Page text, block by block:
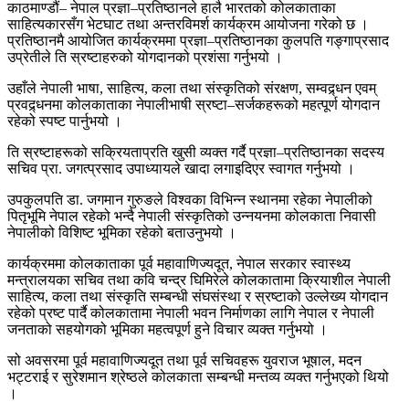
काठमाण्डौं– नेपाल प्रज्ञा–प्रतिष्ठानले हालै भारतको कोलकाताका
साहित्यकारसँग भेटघाट तथा अन्तरविमर्श कार्यक्रम आयोजना गरेको छ ।
प्रतिष्ठानमै आयोजित कार्यक्रममा प्रज्ञा–प्रतिष्ठानका कुलपति गङ्गाप्रसाद
उप्रेतीले ति स्रष्टाहरुको योगदानको प्रशंसा गर्नुभयो ।
उहाँले नेपाली भाषा, साहित्य, कला तथा संस्कृतिको संरक्षण, सम्वद्र्धन एवम्
प्रवद्र्धनमा कोलकाताका नेपालीभाषी स्रष्टा–सर्जकहरूको महत्पूर्ण योगदान
रहेको स्पष्ट पार्नुभयो ।
ति स्रष्टाहरूको सक्रियताप्रति खुसी व्यक्त गर्दै प्रज्ञा–प्रतिष्ठानका सदस्य
सचिव प्रा. जगत्प्रसाद उपाध्यायले खादा लगाइदिएर स्वागत गर्नुभयो ।
उपकुलपति डा. जगमान गुरुङले विश्वका विभिन्न स्थानमा रहेका नेपालीको
पितृभूमि नेपाल रहेको भन्दै नेपाली संस्कृतिको उन्नयनमा कोलकाता निवासी
नेपालीको विशिष्ट भूमिका रहेको बताउनुभयो ।
कार्यक्रममा कोलकाताका पूर्व महावाणिज्यदूत, नेपाल सरकार स्वास्थ्य
मन्त्रालयका सचिव तथा कवि चन्द्र घिमिरेले कोलकातामा क्रियाशील नेपाली
साहित्य, कला तथा संस्कृति सम्बन्धी संघसंस्था र स्रष्टाको उल्लेख्य योगदान
रहेको प्रष्ट पार्दै कोलकातामा नेपाली भवन निर्माणका लागि नेपाल र नेपाली
जनताको सहयोगको भूमिका महत्वपूर्ण हुने विचार व्यक्त गर्नुभयो ।
सो अवसरमा पूर्व महावाणिज्यदूत तथा पूर्व सचिवहरू युवराज भूषाल, मदन
भट्टराई र सुरेशमान श्रेष्ठले कोलकाता सम्बन्धी मन्तव्य व्यक्त गर्नुभएको थियो
।